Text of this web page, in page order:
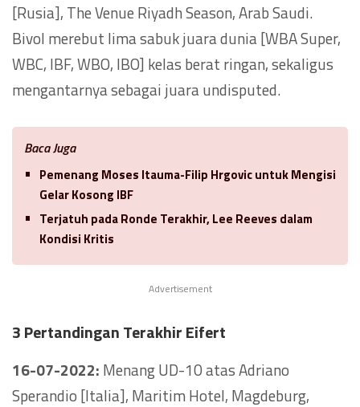
[Rusia], The Venue Riyadh Season, Arab Saudi.
Bivol merebut lima sabuk juara dunia [WBA Super,
WBC, IBF, WBO, IBO] kelas berat ringan, sekaligus
mengantarnya sebagai juara undisputed.
Baca Juga
Pemenang Moses Itauma-Filip Hrgovic untuk Mengisi
Gelar Kosong IBF
Terjatuh pada Ronde Terakhir, Lee Reeves dalam
Kondisi Kritis
Advertisement
3 Pertandingan Terakhir Eifert
16-07-2022: Menang UD-10 atas Adriano
Sperandio [Italia], Maritim Hotel, Magdeburg,